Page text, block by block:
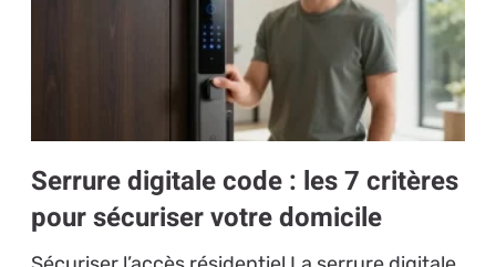
Serrure digitale code : les 7 critères
pour sécuriser votre domicile